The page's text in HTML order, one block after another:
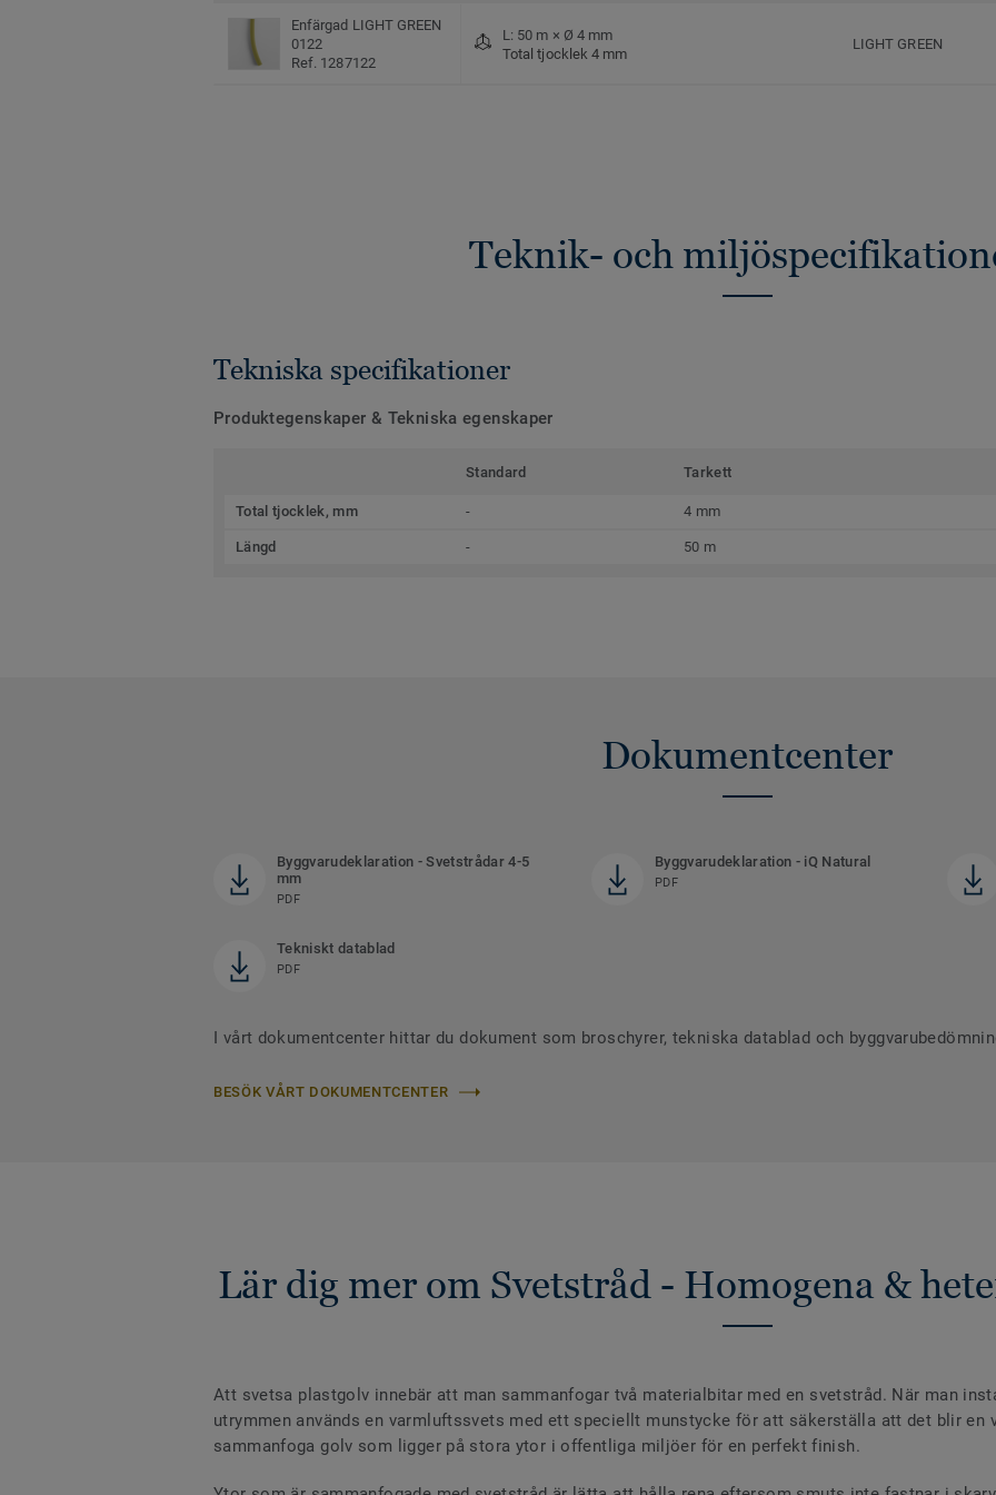
Enfärgad LIGHT GREEN
0122
Ref. 1287122
L: 50 m × Ø 4 mm
Total tjocklek 4 mm
LIGHT GREEN
Teknik- och
Tekniska specifikationer
Produktegenskaper & Tekniska egenskaper
Standard Tarkett
Total tjocklek, mm - 4 mm
Längd - 50 m
Dokumentcenter
Byggvarudeklaration - Svetstrådar 4-5
mm
PDF
Byggvarudeklaration - iQ Natural
PDF
Tekniskt datablad
PDF
I vårt dokumentcenter hittar du dokument som broschyrer, tekniska datablad och
BESÖK VÅRT DOKUMENTCENTER
Lär dig mer om Svetstråd - Homogena &
Att svetsa plastgolv innebär att man sammanfogar två materialbitar med en svetstråd. När man
utrymmen används en varmluftssvets med ett speciellt munstycke för att säkerställa att det blir en
sammanfoga golv som ligger på stora ytor i offentliga miljöer för en perfekt finish.